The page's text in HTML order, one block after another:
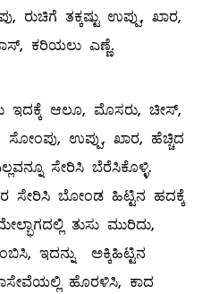
ರುಚಿಗೆ ತಕ್ಕಷ್ಟು ಉಪ್ಪು, ಖಾರ,
ಕರಿಯಲು ಎಣ್ಣೆ.
ಇದಕ್ಕೆ ಆಲೂ, ಮೊಸರು, ಚೀಸ್‌,
ಉಪ್ಪು, ಖಾರ, ಹೆಚ್ಚಿದ
ಸೇರಿಸಿ ಬೆರೆಸಿಕೊಳ್ಳಿ.
ಸೇರಿಸಿ ಬೋಂಡ ಹಿಟ್ಟಿನ ಹದಕ್ಕೆ
ತುಸು ಮುರಿದು,
ಇದನ್ನು ಅಕ್ಕಿಹಿಟ್ಟಿನ
ಹೊರಳಿಸಿ, ಕಾದ